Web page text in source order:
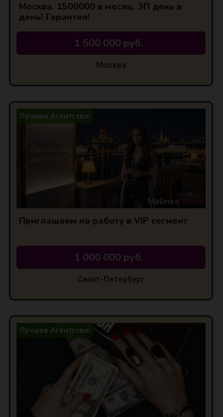
Москва. 1500000 в месяц. ЗП день в
день! Гарантия!
1 500 000 руб.
Москва
Лучшее Агентство!
Приглашаем на работу в VIP сегмент
1 000 000 руб.
Санкт-Петербург
Лучшее Агентство!